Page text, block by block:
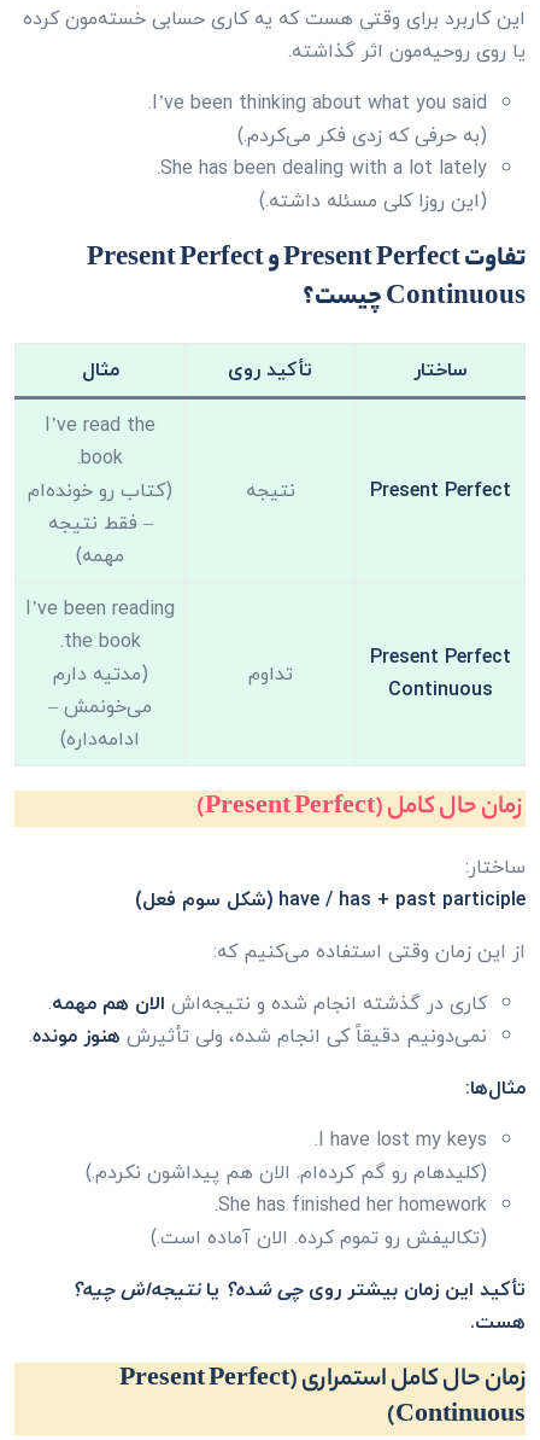
این کاربرد برای وقتی هست که یه کاری حسابی خسته‌مون کرده
یا روی روحیه‌مون اثر گذاشته.
I’ve been thinking about what you said.
(به حرفی که زدی فکر می‌کردم.)
She has been dealing with a lot lately.
(این روزا کلی مسئله داشته.)
تفاوت Present Perfect و Present Perfect
Continuous چیست؟
ساختار تأکید روی مثال
Present Perfect نتیجه
I’ve read the
book.
(کتاب رو خونده‌ام
– فقط نتیجه
مهمه)
Present Perfect
Continuous
تداوم
I’ve been reading
the book.
(مدتیه دارم
می‌خونمش –
ادامه‌داره)
زمان حال کامل (Present Perfect)
ساختار:
have / has + past participle (شکل سوم فعل)
از این زمان وقتی استفاده می‌کنیم که:
کاری در گذشته انجام شده و نتیجه‌اش الان هم مهمه.
نمی‌دونیم دقیقاً کی انجام شده، ولی تأثیرش هنوز مونده.
مثال‌ها:
I have lost my keys.
(کلید‌هام رو گم کرده‌ام. الان هم پیداشون نکردم.)
She has finished her homework.
(تکالیفش رو تموم کرده. الان آماده است.)
تأکید این زمان بیشتر رویچی شده؟ یانتیجه‌اش چیه؟
هست.
زمان حال کامل استمراری (Present Perfect
Continuous)